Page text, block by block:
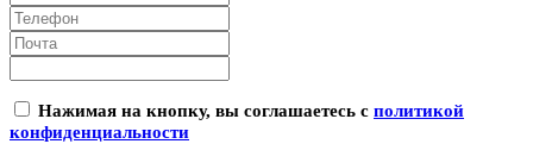
Нажимая на кнопку, вы соглашаетесь с политикой
конфиденциальности